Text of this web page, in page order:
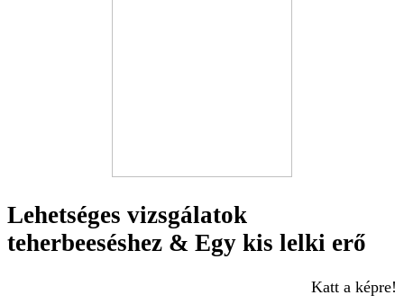
Lehetséges vizsgálatok
teherbeeséshez & Egy kis lelki erő
Katt a képre!